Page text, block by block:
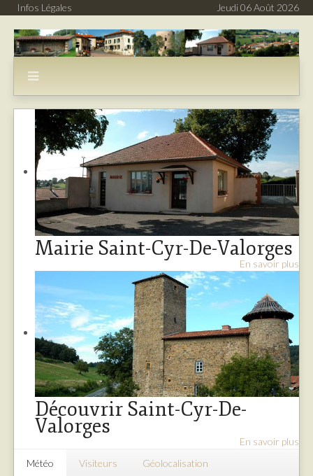
Infos Légales Jeudi 06 Août 2026
Mairie Saint-Cyr-De-Valorges
En savoir plus
Découvrir Saint-Cyr-De-
Valorges
En savoir plus
Météo
Visiteurs Géolocalisation